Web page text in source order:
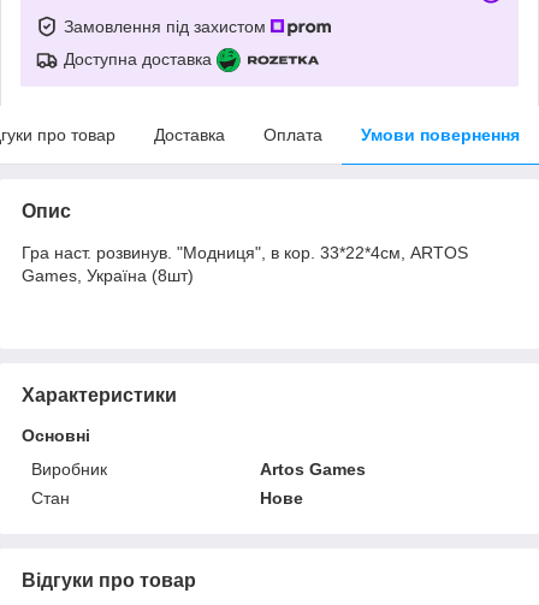
Замовлення під захистом
Доступна доставка
про товар Доставка Оплата Умови повернення
Опис
Гра наст. розвинув. "Модниця", в кор. 33*22*4см, ARTOS
Games, Україна (8шт)
Характеристики
Основні
Виробник
Artos Games
Стан
Нове
Відгуки про товар